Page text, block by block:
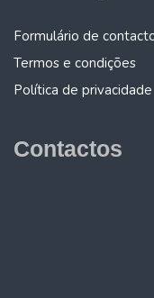
Formulário de
Termos e condições
Política de privacidade
Contactos